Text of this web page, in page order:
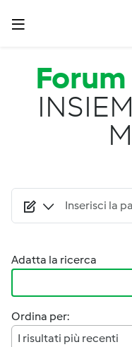
Salta al contenuto
Forum
Adatta la ricerca
Ordina per:
I risultati più recenti